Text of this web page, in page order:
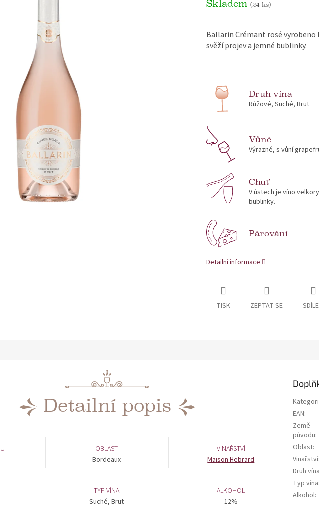
Skladem (24 ks)
Ballarin Crémant rosé vyrobeno
svěží projev a jemné bublinky.
Druh vína
Růžové, Suché, Brut
Vůně
Výrazné, s vůní
Chuť
V ústech je víno
bublinky.
Párování
Detailní informace
TISK ZEPTAT SE
Detailní popis
OBLAST
Bordeaux
VINAŘSTVÍ
Maison Hebrard
TYP VÍNA
Suché, Brut
ALKOHOL
12%
EAN:
Země
původu:
Oblast:
Vinařství:
Druh vína
Typ vína
Alkohol: